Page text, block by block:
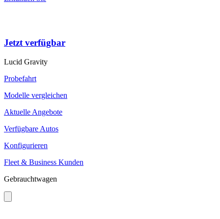
Jetzt verfügbar
Lucid Gravity
Probefahrt
Modelle vergleichen
Aktuelle Angebote
Verfügbare Autos
Konfigurieren
Fleet & Business Kunden
Gebrauchtwagen